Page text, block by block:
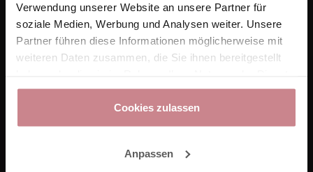
Verwendung unserer Website an unsere Partner für
soziale Medien, Werbung und Analysen weiter. Unsere
Partner führen diese Informationen möglicherweise mit
weiteren Daten zusammen, die Sie ihnen bereitgestellt
gesammelt haben.
Cookies zulassen
Anpassen